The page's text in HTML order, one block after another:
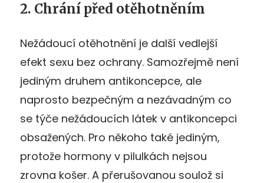
2. Chrání před otěhotněním
Nežádoucí otěhotnění je další vedlejší
efekt sexu bez ochrany. Samozřejmě není
jediným druhem antikoncepce, ale
naprosto bezpečným a nezávadným co
se týče nežádoucích látek v antikoncepci
obsažených. Pro někoho také jediným,
protože hormony v pilulkách nejsou
zrovna košer. A přerušovanou soulož si